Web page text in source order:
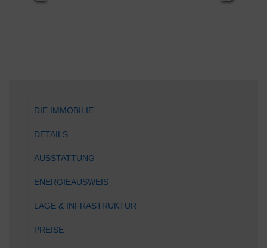
DIE IMMOBILIE
DETAILS
AUSSTATTUNG
ENERGIEAUSWEIS
LAGE & INFRASTRUKTUR
PREISE